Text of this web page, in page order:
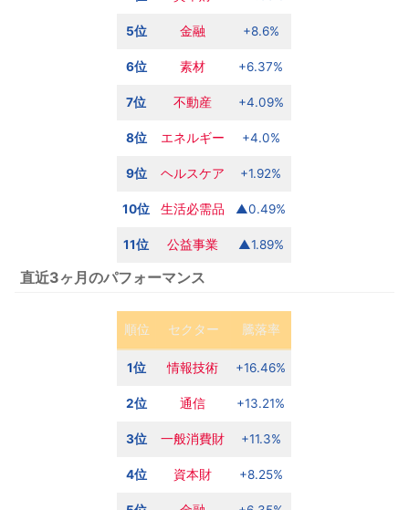
5位 金融 +8.6%
6位 素材 +6.37%
7位 不動産 +4.09%
8位 エネルギー +4.0%
9位 ヘルスケア +1.92%
10位 生活必需品 ▲0.49%
11位 公益事業 ▲1.89%
直近3ヶ月のパフォーマンス
順位 セクター 騰落率
1位 情報技術 +16.46%
2位 通信 +13.21%
3位 一般消費財 +11.3%
4位 資本財 +8.25%